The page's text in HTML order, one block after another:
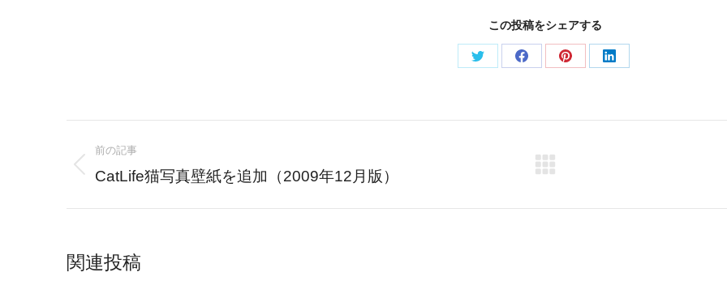
この投稿をシェアする
Share
Share
Share
Share
navigation
前の記事
Previous
CatLife猫写真壁紙を追加（2009年12月版）
関連投稿